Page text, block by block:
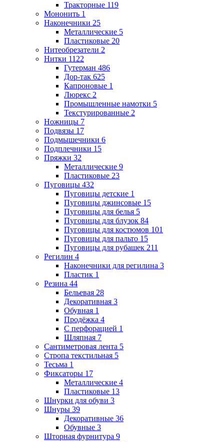
Тракторные 119
Мононить 1
Наконечники 25
Металлические 5
Пластиковые 20
Нитеобрезатели 2
Нитки 1122
Гутерман 486
Дор-так 625
Капроновые 1
Люрекс 2
Промышленные намотки 5
Текстурированные 2
Ножницы 7
Подвязы 17
Подмышечники 6
Подплечники 15
Пряжки 32
Металлические 9
Пластиковые 23
Пуговицы 432
Пуговицы детские 1
Пуговицы джинсовые 15
Пуговицы для белья 5
Пуговицы для блузок 84
Пуговицы для костюмов 101
Пуговицы для пальто 15
Пуговицы для рубашек 211
Регилин 4
Наконечники для регилина 3
Пластик 1
Резина 44
Бельевая 28
Декоративная 3
Обувная 1
Продёжка 4
С перфорацией 1
Шляпная 7
Сантиметровая лента 5
Стропа текстильная 5
Тесьма 1
Фиксаторы 17
Металлические 4
Пластиковые 13
Шнурки для обуви 3
Шнуры 39
Декоративные 36
Обувные 3
Шторная фурнитура 9